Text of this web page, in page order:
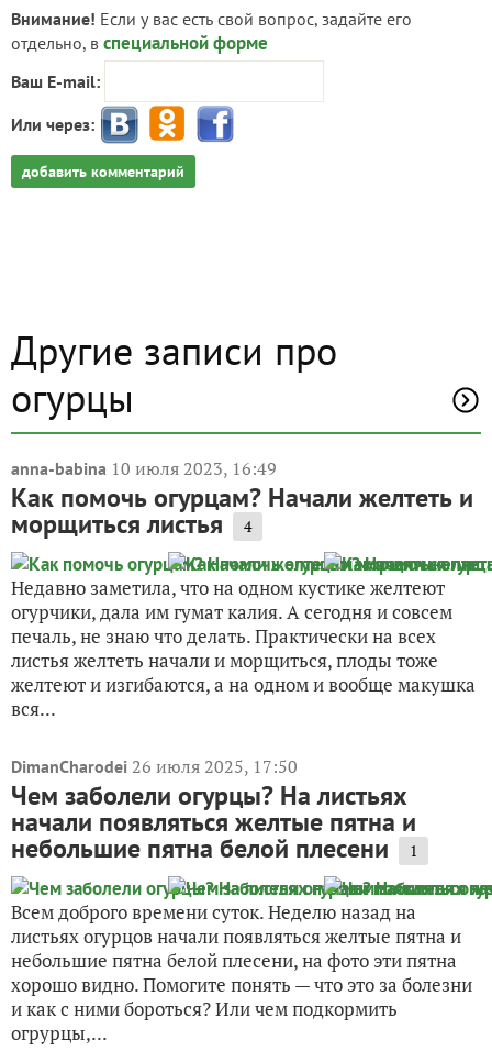
Внимание! Если у вас есть свой вопрос, задайте его
отдельно, в специальной форме
Ваш E-mail:
Или через:
добавить комментарий
Другие записи про
огурцы
anna-babina 10 июля 2023, 16:49
Как помочь огурцам? Начали желтеть и
морщиться листья 4
Недавно заметила, что на одном кустике желтеют
огурчики, дала им гумат калия. А сегодня и совсем
печаль, не знаю что делать. Практически на всех
листья желтеть начали и морщиться, плоды тоже
желтеют и изгибаются, а на одном и вообще макушка
вся...
DimanCharodei 26 июля 2025, 17:50
Чем заболели огурцы? На листьях
начали появляться желтые пятна и
небольшие пятна белой плесени 1
Всем доброго времени суток. Неделю назад на
листьях огурцов начали появляться желтые пятна и
небольшие пятна белой плесени, на фото эти пятна
хорошо видно. Помогите понять — что это за болезни
и как с ними бороться? Или чем подкормить
огрурцы,...